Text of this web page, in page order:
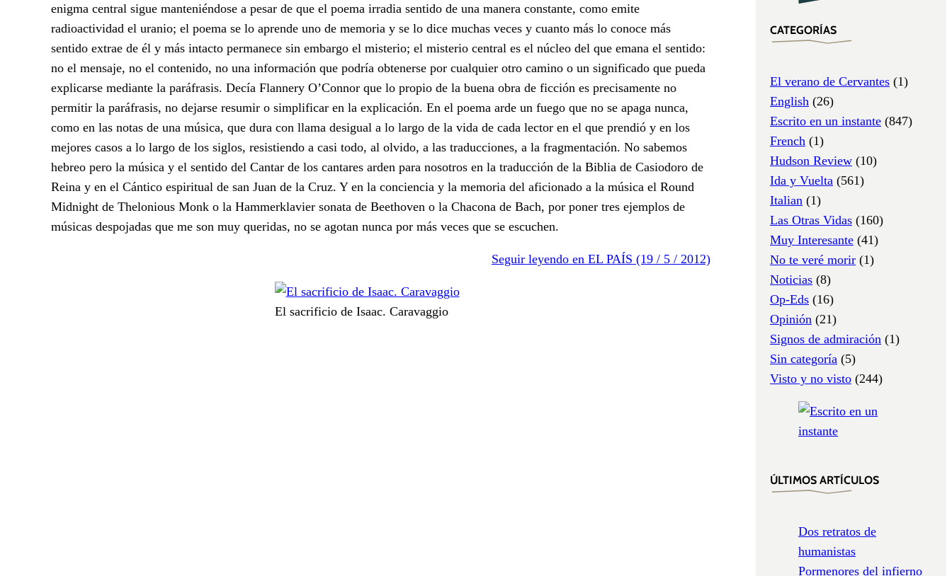
enigma central sigue manteniéndose a pesar de que el poema irradia sentido de una manera constante, como emite
radioactividad el uranio; el poema se lo aprende uno de memoria y se lo dice muchas veces y cuanto más lo conoce más
sentido extrae de él y más intacto permanece sin embargo el misterio; el misterio central es el núcleo del que emana el sentido:
no el mensaje, no el contenido, no una información que podría obtenerse por cualquier otro camino o un significado que pueda
explicarse mediante la paráfrasis. Decía Flannery O’Connor que lo propio de la buena obra de ficción es precisamente no
permitir la paráfrasis, no dejarse resumir o simplificar en la explicación. En el poema arde un fuego que no se apaga nunca,
como en las notas de una música, que dura con llama desigual a lo largo de la vida de cada lector en el que prendió y en los
mejores casos a lo largo de los siglos, resistiendo a casi todo, al olvido, a las traducciones, a la fragmentación. No sabemos
hebreo pero la música y el sentido del Cantar de los cantares arden para nosotros en la traducción de la Biblia de Casiodoro de
Reina y en el Cántico espiritual de san Juan de la Cruz. Y en la conciencia y la memoria del aficionado a la música el Round
Midnight de Thelonious Monk o la Hammerklavier sonata de Beethoven o la Chacona de Bach, por poner tres ejemplos de
músicas despojadas que me son muy queridas, no se agotan nunca por más veces que se escuchen.
Seguir leyendo en EL PAÍS (19 / 5 / 2012)
El sacrificio de Isaac. Caravaggio
CATEGORÍAS
El verano de Cervantes (1)
English (26)
Escrito en un instante (847)
French (1)
Hudson Review (10)
Ida y Vuelta (561)
Italian (1)
Las Otras Vidas (160)
Muy Interesante (41)
No te veré morir (1)
Noticias (8)
Op-Eds (16)
Opinión (21)
Signos de admiración (1)
Sin categoría (5)
Visto y no visto (244)
ÚLTIMOS ARTÍCULOS
Dos retratos de
humanistas
Pormenores del infierno